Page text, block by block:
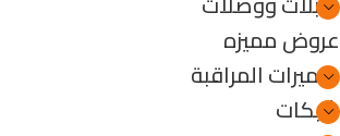
عروض مميزه
كاميرات المراقبة
شبكات